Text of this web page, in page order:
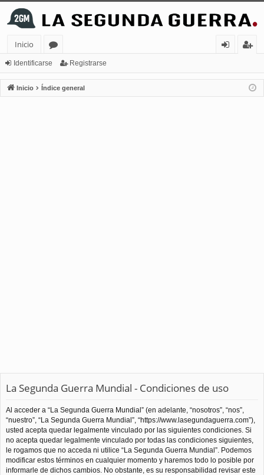
Inicio
or
os
nt
ifi
ist
ra
Identificarse Registrarse
Inicio Índice general
La Segunda Guerra Mundial - Condiciones de uso
Al acceder a “La Segunda Guerra Mundial” (en adelante, “nosotros”, “nos”,
“nuestro”, “La Segunda Guerra Mundial”, “https://www.lasegundaguerra.com”),
usted acepta quedar legalmente vinculado por las siguientes condiciones. Si
no acepta quedar legalmente vinculado por todas las condiciones siguientes,
le rogamos que no acceda ni utilice “La Segunda Guerra Mundial”. Podemos
modificar estos términos en cualquier momento y haremos todo lo posible por
informarle de dichos cambios. No obstante, es su responsabilidad revisar este